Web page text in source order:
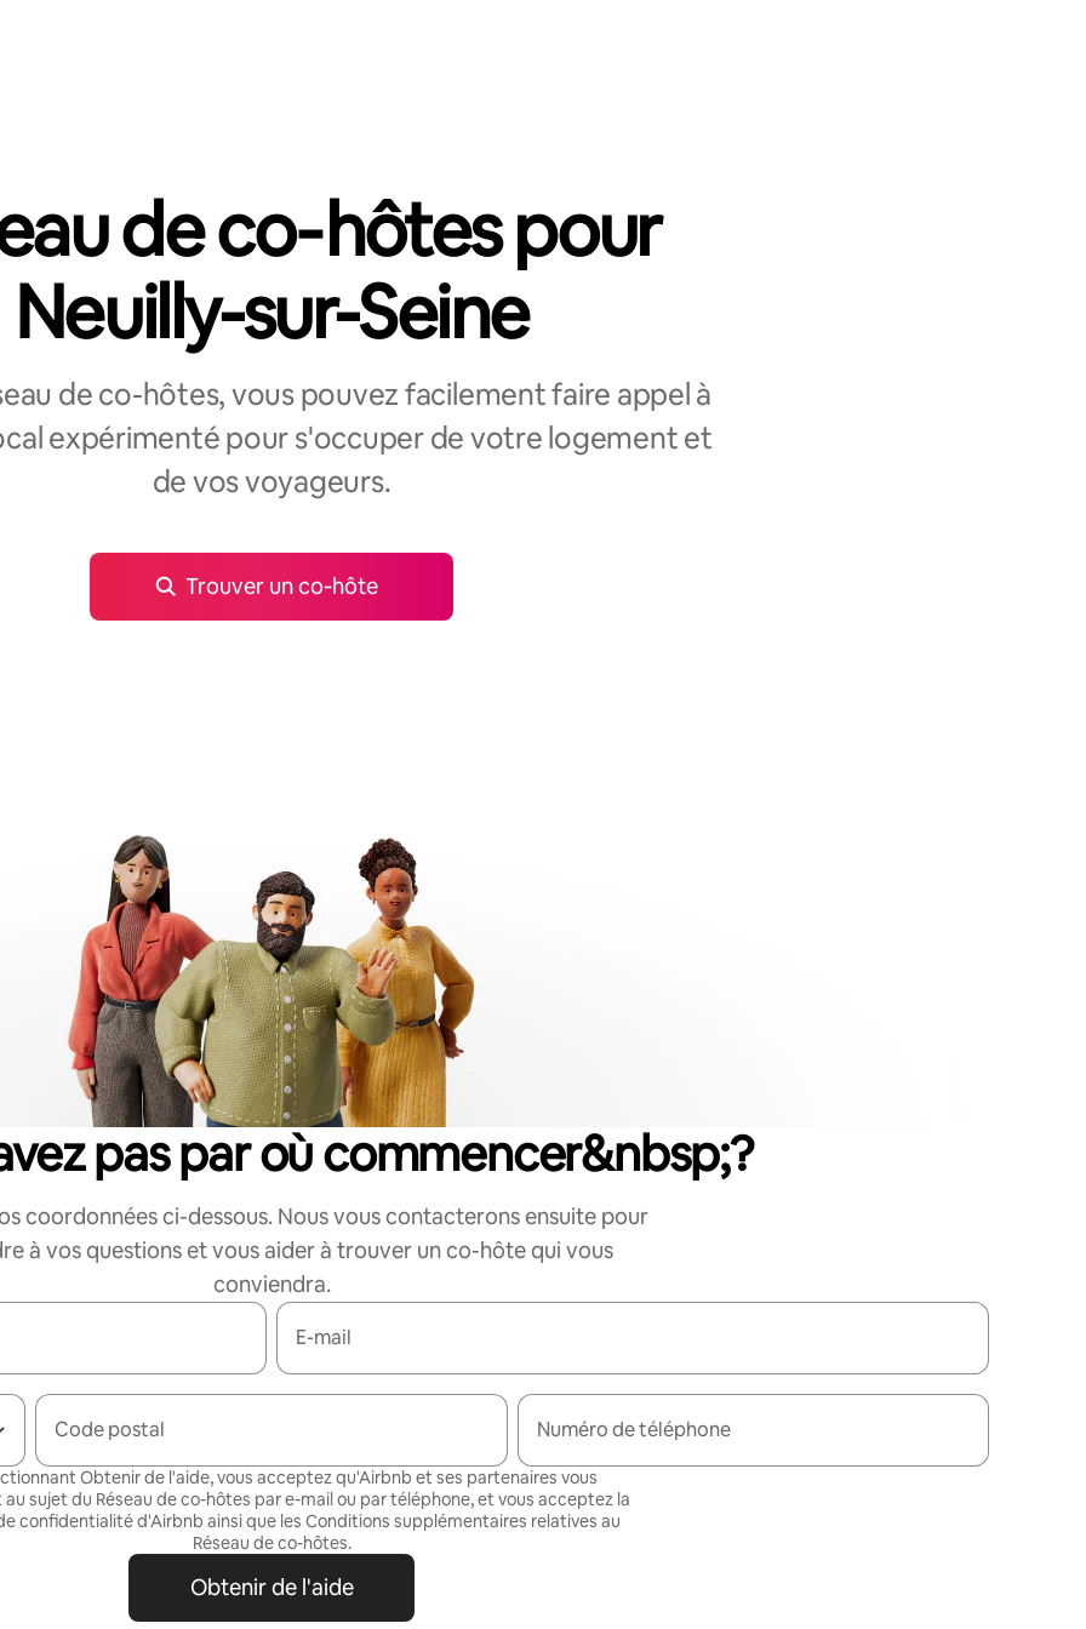
de co‑hôtes pour
Neuilly-sur-Seine
de co-hôtes, vous pouvez facilement faire appel à
expérimenté pour s'occuper de votre logement et
de vos voyageurs.
Trouver un co‑hôte
pas par où commencer&nbsp;?
coordonnées ci-dessous. Nous vous contacterons ensuite pour
à vos questions et vous aider à trouver un co-hôte qui vous
conviendra.
E-mail
Code postal Numéro de téléphone
Obtenir de l'aide, vous acceptez qu'Airbnb et ses partenaires vous
sujet du Réseau de co-hôtes par e-mail ou par téléphone, et vous acceptez la
confidentialitéd'Airbnb ainsi que les Conditions supplémentaires relatives au
Réseau de co-hôtes.
Obtenir de l'aide